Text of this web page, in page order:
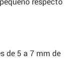
de 5 a 7 mm de